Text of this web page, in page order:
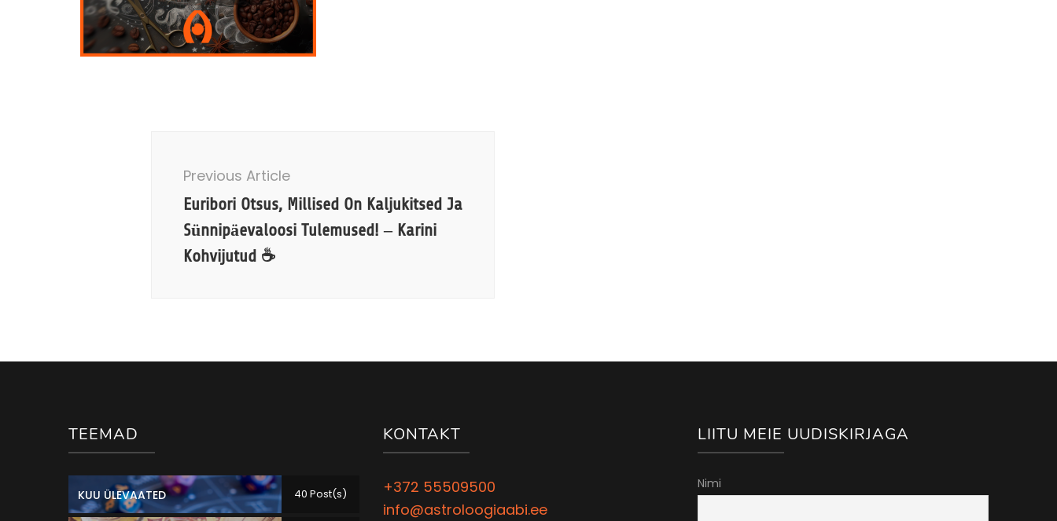
Navigation
Previous Article
Euribori Otsus, Millised On Kaljukitsed Ja
Sünnipäevaloosi Tulemused! – Karini
Kohvijutud ☕
TEEMAD
KUU ÜLEVAATED 40 Post(s)
KONTAKT
+372 55509500
info@astroloogiaabi.ee
LIITU MEIE UUDISKIRJAGA
Nimi